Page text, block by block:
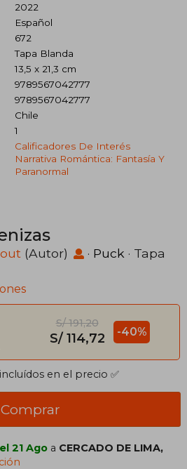
2022
Español
672
Tapa Blanda
13,5 x 21,3 cm
9789567042777
9789567042777
Chile
1
Calificadores De Interés
Narrativa Romántica: Fantasía Y
Paranormal
(Autor) · Puck · Tapa
S/ 191,20
S/ 114,72 -40%
en el precio ✅
Comprar
el 21 Ago a CERCADO DE LIMA,